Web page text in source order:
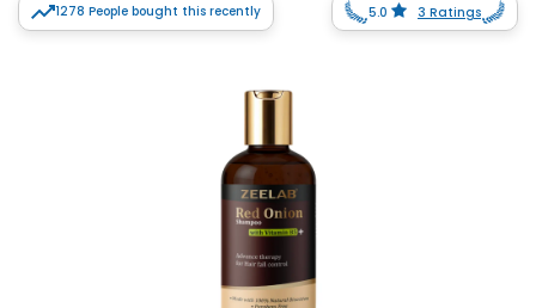
1278 People bought this recently 5.0 3 Ratings